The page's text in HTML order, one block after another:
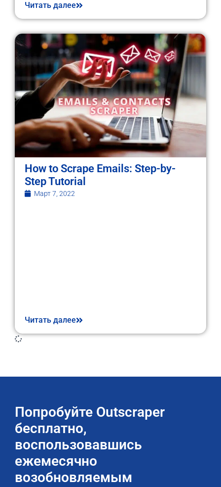
Читать далее
How to Scrape Emails: Step-by-
Step Tutorial
Март 7, 2022
Читать далее
Попробуйте Outscraper
бесплатно,
воспользовавшись
ежемесячно
возобновляемым